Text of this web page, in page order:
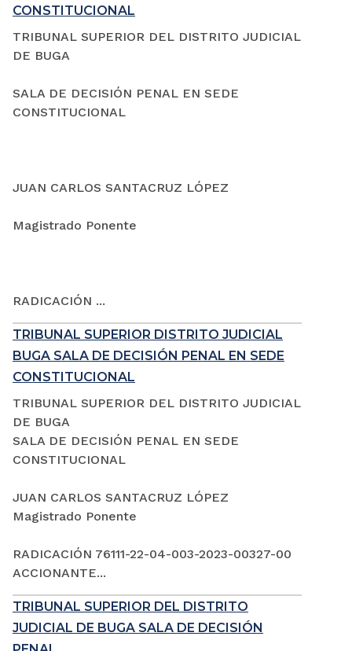
CONSTITUCIONAL
TRIBUNAL SUPERIOR DEL DISTRITO JUDICIAL
DE BUGA
SALA DE DECISIÓN PENAL EN SEDE
CONSTITUCIONAL
JUAN CARLOS SANTACRUZ LÓPEZ
Magistrado Ponente
RADICACIÓN ...
TRIBUNAL SUPERIOR DISTRITO JUDICIAL
BUGA SALA DE DECISIÓN PENAL EN SEDE
CONSTITUCIONAL
TRIBUNAL SUPERIOR DEL DISTRITO JUDICIAL
DE BUGA
SALA DE DECISIÓN PENAL EN SEDE
CONSTITUCIONAL
JUAN CARLOS SANTACRUZ LÓPEZ
Magistrado Ponente
RADICACIÓN 76111-22-04-003-2023-00327-00
ACCIONANTE...
TRIBUNAL SUPERIOR DEL DISTRITO
JUDICIAL DE BUGA SALA DE DECISIÓN